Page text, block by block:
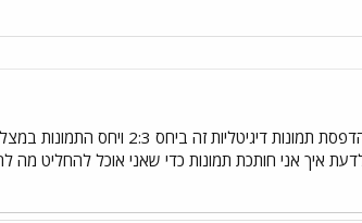
איך אני חותכת תמונות כדי שאני אוכל להחליט